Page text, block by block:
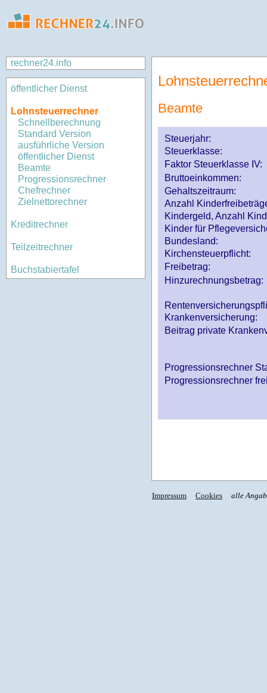
rechner24.info
öffentlicher Dienst
Lohnsteuerrechner
Schnellberechnung
Standard Version
ausführliche Version
öffentlicher Dienst
Beamte
Progressionsrechner
Chefrechner
Zielnettorechner
Kreditrechner
Teilzeitrechner
Buchstabiertafel
Beamte
Steuerjahr:
Steuerklasse:
Faktor Steuerklasse IV:
Bruttoeinkommen:
Gehaltszeitraum:
Anzahl
Kindergeld, Anzahl
Kinder für
Bundesland:
Kirchensteuerpflicht:
Freibetrag:
Hinzurechnungsbetrag:
Krankenversicherung:
Beitrag private
Progressionsrechner
Progressionsrechner
Impressum Cookies alle